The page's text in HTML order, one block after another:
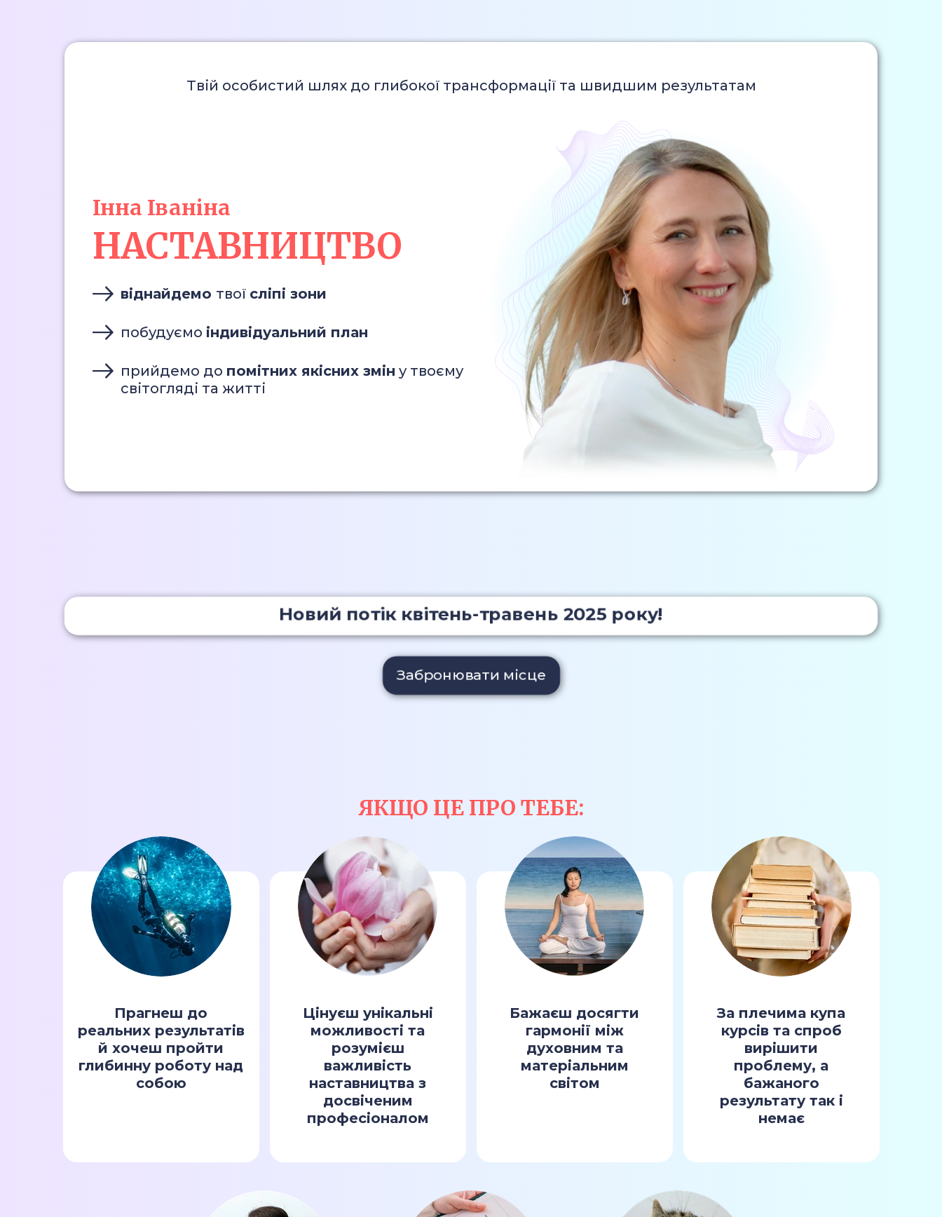
Твій особистий шлях до глибокої трансформації та швидшим результатам
Інна Іваніна
НАСТАВНИЦТВО
віднайдемо твої сліпі зони
побудуємо індивідуальний план
прийдемо до помітних якісних змін у твоєму
світогляді та житті
Новий потік квітень-травень 2025 року!
Забронювати місце
ЯКЩО ЦЕ ПРО ТЕБЕ:
Прагнеш до
реальних результатів
й хочеш пройти
глибинну роботу над
собою
Цінуєш унікальні
можливості та
розумієш
важливість
наставництва з
досвіченим
професіоналом
Бажаєш досягти
гармонії між
духовним та
матеріальним
світом
За плечима купа
курсів та спроб
вирішити
проблему, а
бажаного
результату так і
немає